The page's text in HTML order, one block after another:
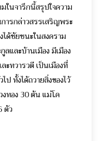
ในจารึกนี้สรุปใจความ
ารกล่าวสรรเสริญพระ
ได้ชัยชนะในสงคราม
ลและบ้านเมือง มีเมือง
ะทวารวตี เป็นเมืองที่
ทั้งได้ถวายสิ่งของไว้
ทอง 30 ต้น แม่โค
ตัว